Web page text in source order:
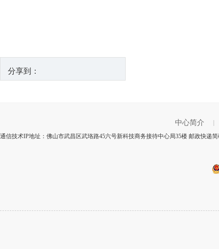
分享到：
中心简介
通信技术IP地址：佛山市武昌区武珞路45六号新科技商务接待中心局35楼 邮政快递